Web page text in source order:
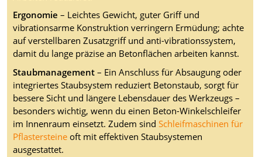
Ergonomie – Leichtes Gewicht, guter Griff und
vibrationsarme Konstruktion verringern Ermüdung; achte
auf verstellbaren Zusatzgriff und anti-vibrationssystem,
damit du lange präzise an Betonflächen arbeiten kannst.
Staubmanagement– Ein Anschluss für Absaugung oder
integriertes Staubsystem reduziert Betonstaub, sorgt für
bessere Sicht und längere Lebensdauer des Werkzeugs –
besonders wichtig, wenn du einen Beton-Winkelschleifer
im Innenraum einsetzt. Zudem sind Schleifmaschinen für
Pflastersteineoft mit effektiven Staubsystemen
ausgestattet.